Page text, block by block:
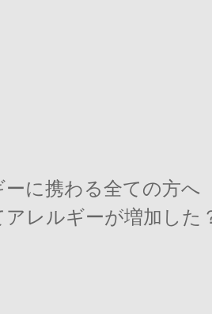
に携わる全ての方へ
アレルギーが増加し